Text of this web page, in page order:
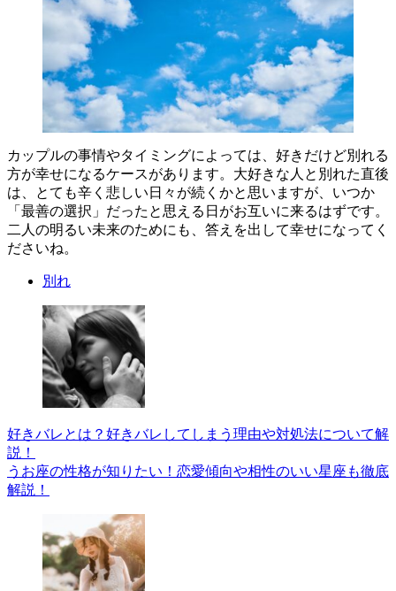
カップルの事情やタイミングによっては、好きだけど別れる
方が幸せになるケースがあります。大好きな人と別れた直後
は、とても辛く悲しい日々が続くかと思いますが、いつか
「最善の選択」だったと思える日がお互いに来るはずです。
二人の明るい未来のためにも、答えを出して幸せになってく
ださいね。
別れ
好きバレとは？好きバレしてしまう理由や対処法について解
説！
うお座の性格が知りたい！恋愛傾向や相性のいい星座も徹底
解説！